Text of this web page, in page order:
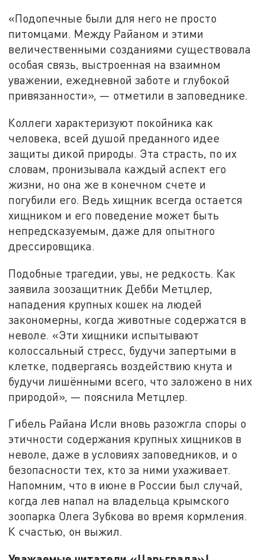
«Подопечные были для него не просто
питомцами. Между Райаном и этими
величественными созданиями существовала
особая связь, выстроенная на взаимном
уважении, ежедневной заботе и глубокой
привязанности», — отметили в заповеднике.
Коллеги характеризуют покойника как
человека, всей душой преданного идее
защиты дикой природы. Эта страсть, по их
словам, пронизывала каждый аспект его
жизни, но она же в конечном счете и
погубили его. Ведь хищник всегда остается
хищником и его поведение может быть
непредсказуемым, даже для опытного
дрессировщика.
Подобные трагедии, увы, не редкость. Как
заявила зоозащитник Дебби Метцлер,
нападения крупных кошек на людей
закономерны, когда животные содержатся в
неволе. «Эти хищники испытывают
колоссальный стресс, будучи запертыми в
клетке, подвергаясь воздействию кнута и
будучи лишёнными всего, что заложено в них
природой», — пояснила Метцлер.
Гибель Райана Исли вновь разожгла споры о
этичности содержания крупных хищников в
неволе, даже в условиях заповедников, и о
безопасности тех, кто за ними ухаживает.
Напомним, что в июне в России был случай,
когда лев напал на владельца крымского
зоопарка Олега Зубкова во время кормления.
К счастью, он выжил.